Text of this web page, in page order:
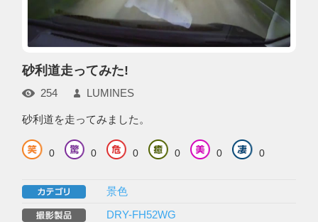
砂利道走ってみた!
254 LUMINES
砂利道を走ってみました。
0 0 0 0 0 0
景色
DRY-FH52WG